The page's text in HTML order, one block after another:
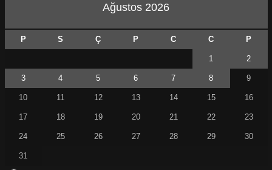
Ağustos 2026
P S Ç P C C P
1 2
3 4 5 6 7 8 9
10 11 12 13 14 15 16
17 18 19 20 21 22 23
24 25 26 27 28 29 30
31